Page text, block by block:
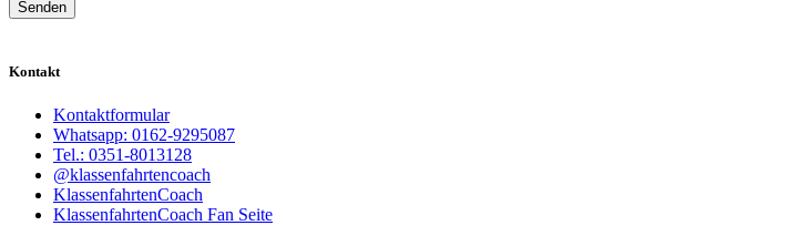
Senden
Kontakt
Kontaktformular
Whatsapp: 0162-9295087
Tel.: 0351-8013128
@klassenfahrtencoach
KlassenfahrtenCoach
KlassenfahrtenCoach Fan Seite